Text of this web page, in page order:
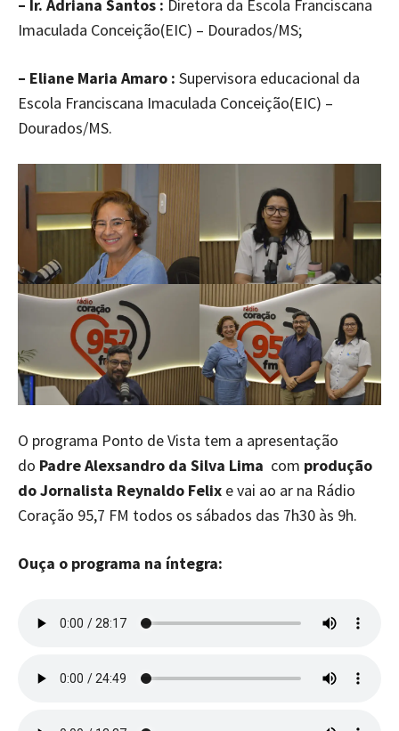
– Ir. Adriana Santos : Diretora da Escola Franciscana
Imaculada Conceição(EIC) – Dourados/MS;
– Eliane Maria Amaro : Supervisora educacional da
Escola Franciscana Imaculada Conceição(EIC) –
Dourados/MS.
O programa Ponto de Vista tem a apresentação
do Padre Alexsandro da Silva Lima com produção
do Jornalista Reynaldo Felix e vai ao ar na Rádio
Coração 95,7 FM todos os sábados das 7h30 às 9h.
Ouça o programa na íntegra: